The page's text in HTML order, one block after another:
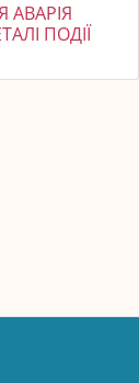
АВАРІЯ
ПОДІЇ